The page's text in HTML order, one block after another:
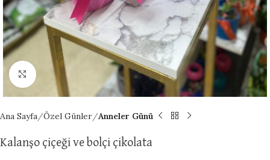
Click to enlarge
Ana Sayfa Özel Günler Anneler Günü
Kalanşo çiçeği ve bolçi çikolata